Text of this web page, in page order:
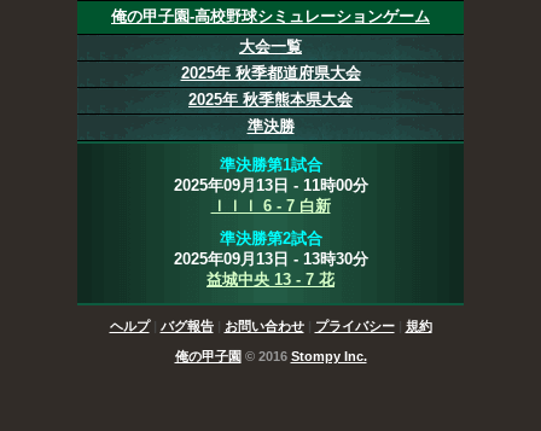
俺の甲子園-高校野球シミュレーションゲーム
大会一覧
2025年 秋季都道府県大会
2025年 秋季熊本県大会
準決勝
準決勝第1試合
2025年09月13日 - 11時00分
ｌｌｌ 6 - 7 白新
準決勝第2試合
2025年09月13日 - 13時30分
益城中央 13 - 7 花
ヘルプ| バグ報告| お問い合わせ| プライバシー| 規約
俺の甲子園 © 2016 Stompy Inc.